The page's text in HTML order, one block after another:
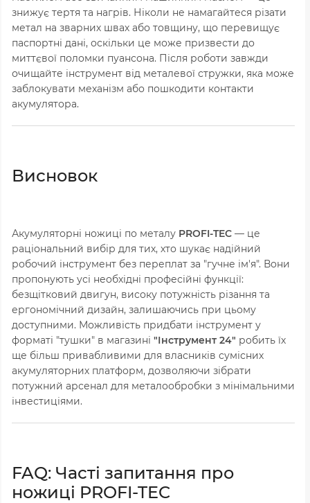
знижує тертя та нагрів. Ніколи не намагайтеся різати
метал на зварних швах або товщину, що перевищує
паспортні дані, оскільки це може призвести до
миттєвої поломки пуансона. Після роботи завжди
очищайте інструмент від металевої стружки, яка може
заблокувати механізм або пошкодити контакти
акумулятора.
Висновок
Акумуляторні ножиці по металу PROFI-TEC — це
раціональний вибір для тих, хто шукає надійний
робочий інструмент без переплат за "гучне ім'я". Вони
пропонують усі необхідні професійні функції:
безщітковий двигун, високу потужність різання та
ергономічний дизайн, залишаючись при цьому
доступними. Можливість придбати інструмент у
форматі "тушки" в магазині "Інструмент 24" робить їх
ще більш привабливими для власників сумісних
акумуляторних платформ, дозволяючи зібрати
потужний арсенал для металообробки з мінімальними
інвестиціями.
FAQ: Часті запитання про
ножиці PROFI-TEC